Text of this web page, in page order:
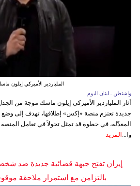
الملياردير الأميركي إيلون
واشنطن ـ لبنان اليوم
أثار الملياردير الأميركي إيلون ماسك موجة من
جديدة تعتزم منصة «إكس» إطلاقها، تهدف إلى وضع
المعدّلة، في خطوة قد تمثل تحولاً في تعامل
وا... المزيد
إيران تفتح جبهة قضائية جديدة ضد
بالتزامن مع استمرار ملاحقة